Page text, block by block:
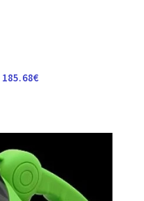
185.68€